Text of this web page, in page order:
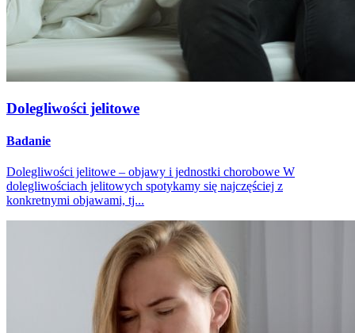
Dolegliwości jelitowe
Badanie
Dolegliwości jelitowe – objawy i jednostki chorobowe W
dolegliwościach jelitowych spotykamy się najczęściej z
konkretnymi objawami, tj...